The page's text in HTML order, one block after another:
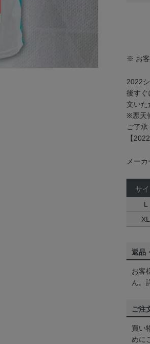
※ お客
2022
後すぐ
文いた
※悪天
ご了承
【
メー
サ
L
XL
返品
お客
ん。
ご注
買い
めに